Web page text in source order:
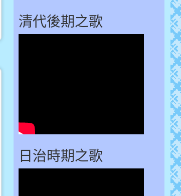
清代後期之歌
日治時期之歌